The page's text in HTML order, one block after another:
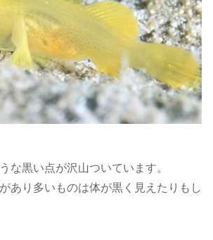
な黒い点が沢山ついています。
あり多いものは体が黒く見えたりもし